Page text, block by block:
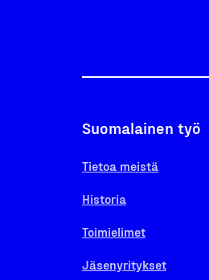
Suomalainen työ
Tietoa meistä
Historia
Toimielimet
Jäsenyritykset